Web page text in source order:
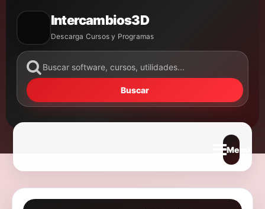
Intercambios3D
Descarga Cursos y Programas
Buscar
Abrir